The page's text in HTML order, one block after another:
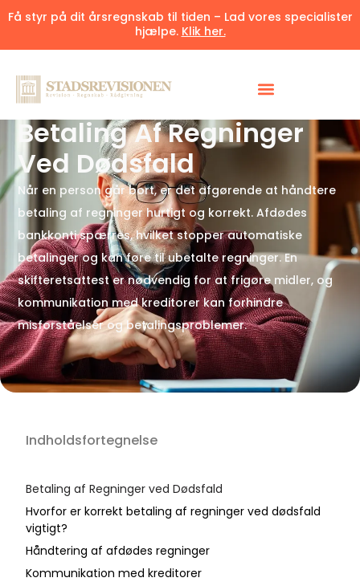
Få styr på dit årsregnskab til tiden – Lad vores specialister
hjælpe. Klik her.
Betaling Af Regninger
Ved Dødsfald
Når en person går bort, er det afgørende at håndtere
betaling af regninger hurtigt og korrekt. Afdødes
bankkonti spærres, hvilket stopper automatiske
betalinger og kan føre til ubetalte regninger. En
skifteretsattest er nødvendig for at frigøre midler, og
kommunikation med kreditorer kan forhindre
misforståelser og betalingsproblemer.
Indholdsfortegnelse
Betaling af Regninger ved Dødsfald
Hvorfor er korrekt betaling af regninger ved dødsfald
vigtigt?
Håndtering af afdødes regninger
Kommunikation med kreditorer